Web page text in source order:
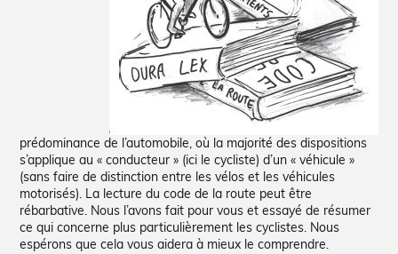
prédominance de l’automobile, où la majorité des dispositions
s’applique au « conducteur » (ici le cycliste) d’un « véhicule »
(sans faire de distinction entre les vélos et les véhicules
motorisés). La lecture du code de la route peut être
rébarbative. Nous l’avons fait pour vous et essayé de résumer
ce qui concerne plus particulièrement les cyclistes. Nous
espérons que cela vous aidera à mieux le comprendre.